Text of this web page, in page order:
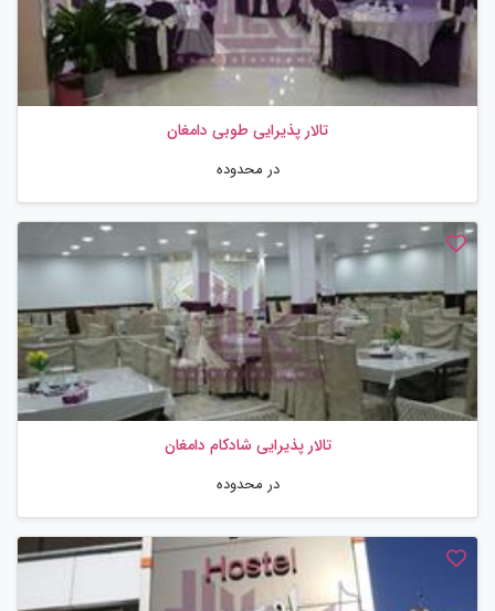
تالار پذیرایی طوبی دامغان
در محدوده
تالار پذیرایی شادکام دامغان
در محدوده